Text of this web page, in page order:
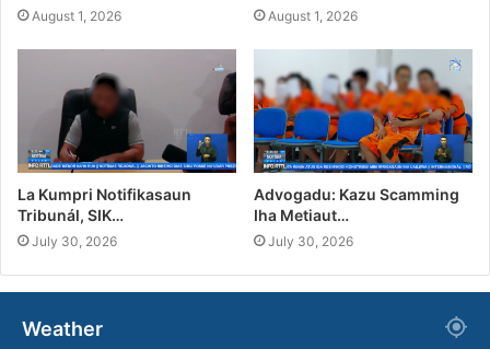
August 1, 2026 August 1, 2026
La Kumpri Notifikasaun
Tribunál, SIK…
July 30, 2026
Advogadu: Kazu Scamming
Iha Metiaut…
July 30, 2026
Weather